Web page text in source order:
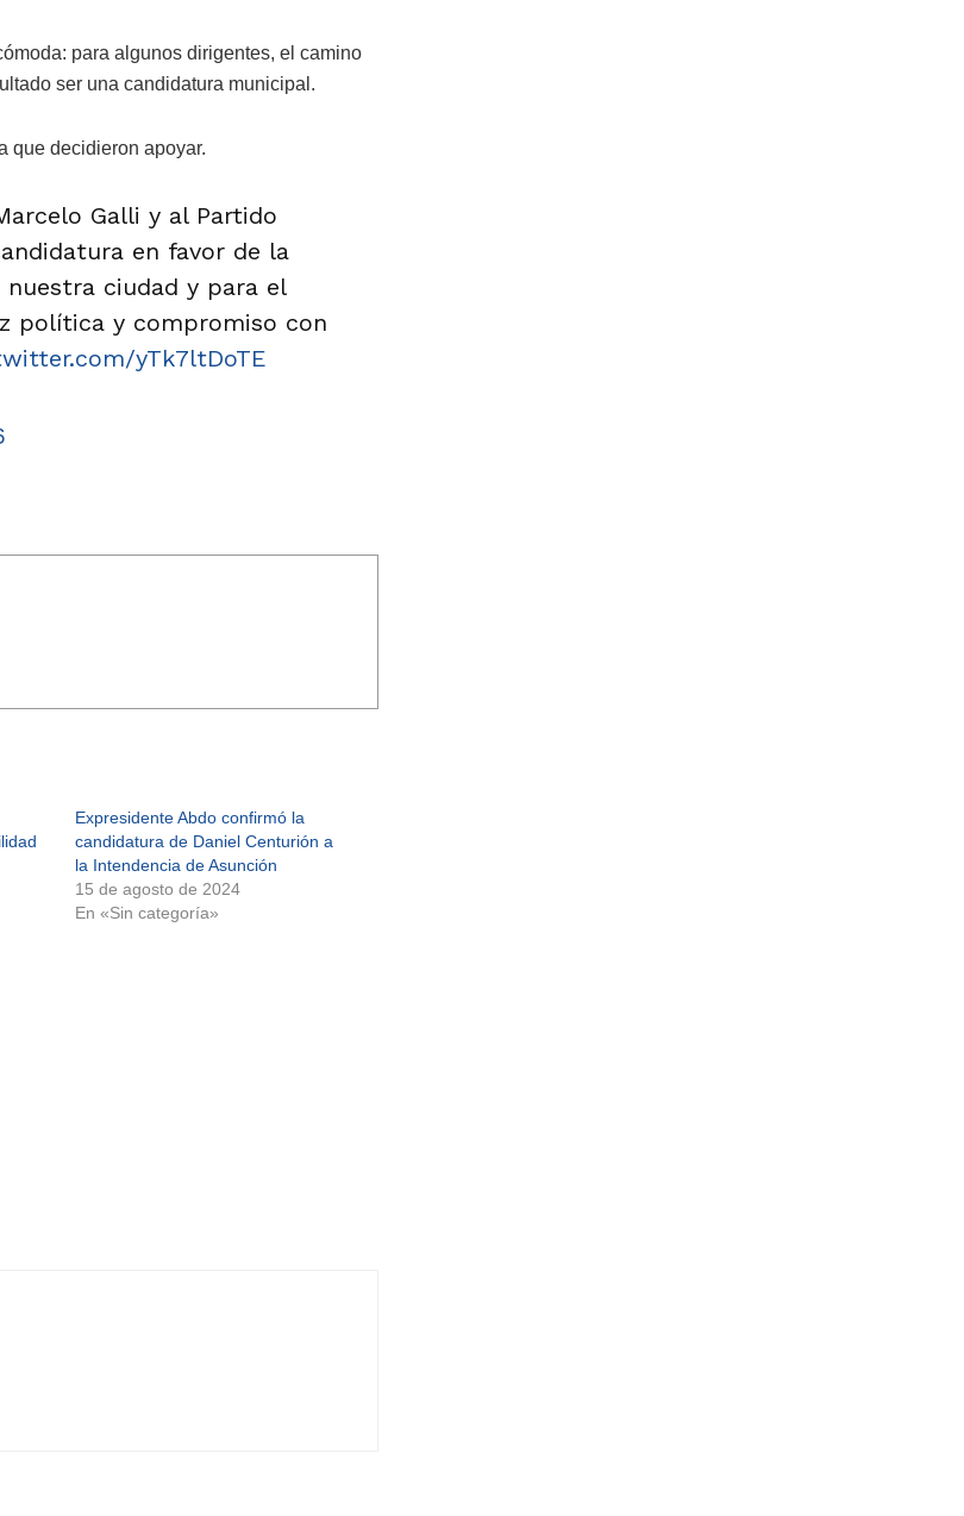
para algunos dirigentes, el camino
ser una candidatura municipal.
que decidieron apoyar.
Galli y al Partido
en favor de la
ciudad y para el
política y compromiso con
yTk7ltDoTE
Expresidente Abdo confirmó la
candidatura de Daniel Centurión a
la Intendencia de Asunción
15 de agosto de 2024
En «Sin categoría»